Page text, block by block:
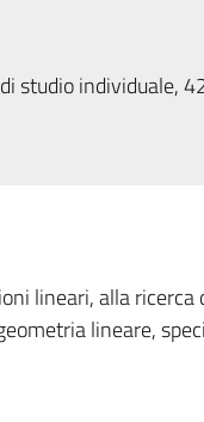
studio individuale,
lineari, alla
lineare,